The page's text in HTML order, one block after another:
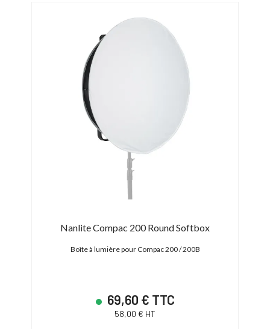
Nanlite Compac 200 Round Softbox
Boîte à lumière pour Compac 200 / 200B
69,60 € TTC
58,00 € HT